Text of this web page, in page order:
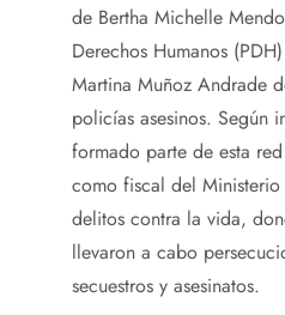
de Bertha Michelle
Derechos Humanos
Martina Muñoz Andrade
policías asesinos. Según
formado parte de esta
como fiscal del
delitos contra la vida,
llevaron a cabo
secuestros y asesinatos.